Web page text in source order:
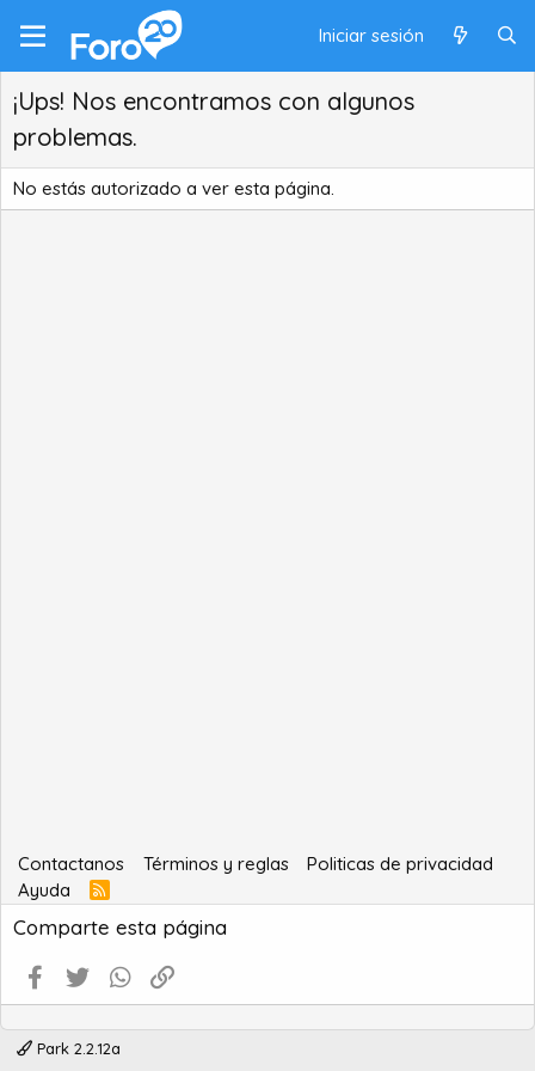
Iniciar sesión
¡Ups! Nos encontramos con algunos
problemas.
No estás autorizado a ver esta página.
Contactanos Términos y reglas
Politicas de privacidad
Ayuda
R
S
S
Comparte esta página
Facebook
Twitter WhatsApp
Park 2.2.12a